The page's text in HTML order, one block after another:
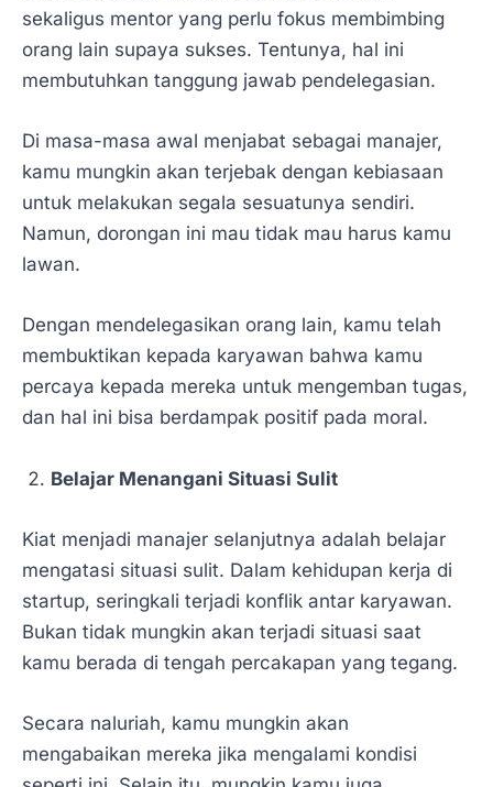
sekaligus mentor yang perlu fokus membimbing
orang lain supaya sukses. Tentunya, hal ini
membutuhkan tanggung jawab pendelegasian.
Di masa-masa awal menjabat sebagai manajer,
kamu mungkin akan terjebak dengan kebiasaan
untuk melakukan segala sesuatunya sendiri.
Namun, dorongan ini mau tidak mau harus kamu
lawan.
Dengan mendelegasikan orang lain, kamu telah
membuktikan kepada karyawan bahwa kamu
percaya kepada mereka untuk mengemban tugas,
dan hal ini bisa berdampak positif pada moral.
Belajar Menangani Situasi Sulit
Kiat menjadi manajer selanjutnya adalah belajar
mengatasi situasi sulit. Dalam kehidupan kerja di
startup, seringkali terjadi konflik antar karyawan.
Bukan tidak mungkin akan terjadi situasi saat
kamu berada di tengah percakapan yang tegang.
Secara naluriah, kamu mungkin akan
mengabaikan mereka jika mengalami kondisi